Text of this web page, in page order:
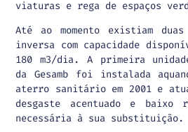
viaturas e rega de espaços
Até ao momento existiam duas
inversa com capacidade
180 m3/dia. A primeira
da Gesamb foi instalada
aterro sanitário em 2001 e
desgaste acentuado e baixo
necessária à sua substituição.